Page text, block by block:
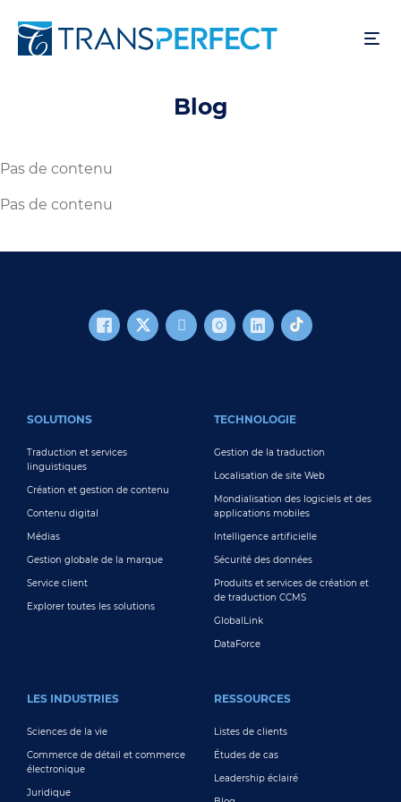
au
Blog
Pas de contenu
Pas de contenu
SOLUTIONS
Traduction et services
linguistiques
Création et gestion de contenu
Contenu digital
Médias
Gestion globale de la marque
Service client
Explorer toutes les solutions
TECHNOLOGIE
Gestion de la traduction
Localisation de site Web
Mondialisation des logiciels et des
applications mobiles
Intelligence artificielle
Sécurité des données
Produits et services de création et
de traduction CCMS
GlobalLink
DataForce
LES INDUSTRIES
Sciences de la vie
Commerce de détail et commerce
électronique
Juridique
RESSOURCES
Listes de clients
Études de cas
Leadership éclairé